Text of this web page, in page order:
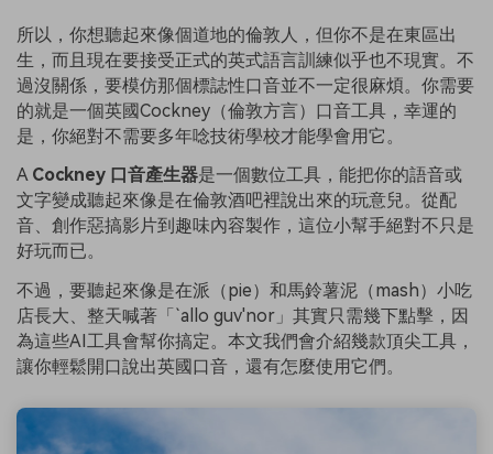
所以，你想聽起來像個道地的倫敦人，但你不是在東區出
生，而且現在要接受正式的英式語言訓練似乎也不現實。不
過沒關係，要模仿那個標誌性口音並不一定很麻煩。你需要
的就是一個英國Cockney（倫敦方言）口音工具，幸運的
是，你絕對不需要多年唸技術學校才能學會用它。
A Cockney 口音產生器是一個數位工具，能把你的語音或
文字變成聽起來像是在倫敦酒吧裡說出來的玩意兒。從配
音、創作惡搞影片到趣味內容製作，這位小幫手絕對不只是
好玩而已。
不過，要聽起來像是在派（pie）和馬鈴薯泥（mash）小吃
店長大、整天喊著「`allo guv'nor」其實只需幾下點擊，因
為這些AI工具會幫你搞定。本文我們會介紹幾款頂尖工具，
讓你輕鬆開口說出英國口音，還有怎麼使用它們。